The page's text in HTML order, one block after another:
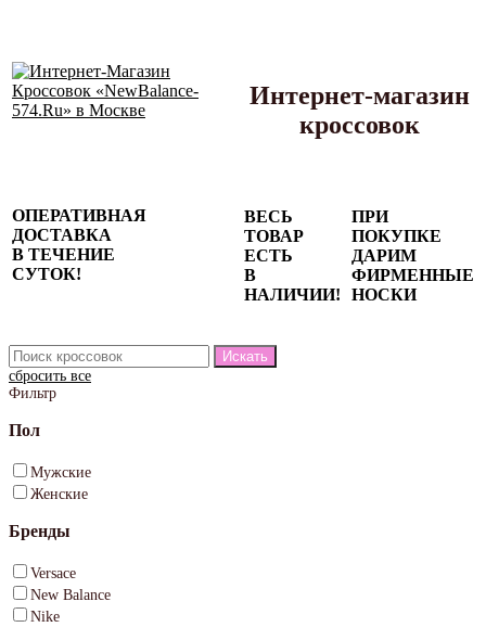
Интернет-магазин
кроссовок
ОПЕРАТИВНАЯ
ДОСТАВКА
В ТЕЧЕНИЕ
СУТОК!
ВЕСЬ
ТОВАР
ЕСТЬ
В
НАЛИЧИИ!
ПРИ
ПОКУПКЕ
ДАРИМ
ФИРМЕННЫЕ
НОСКИ
сбросить все
Фильтр
Пол
Мужские
Женские
Бренды
Versace
New Balance
Nike